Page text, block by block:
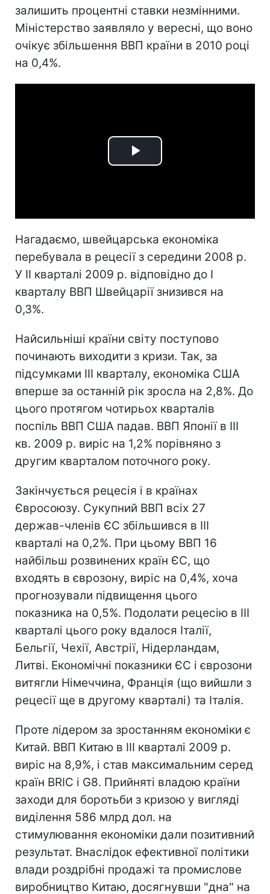
залишить процентні ставки незмінними.
Міністерство заявляло у вересні, що воно
очікує збільшення ВВП країни в 2010 році
на 0,4%.
Play
Нагадаємо, швейцарська економіка
перебувала в рецесії з середини 2008 р.
У II кварталі 2009 р. відповідно до I
кварталу ВВП Швейцарії знизився на
0,3%.
Найсильніші країни світу поступово
починають виходити з кризи. Так, за
підсумками ІІІ кварталу, економіка США
вперше за останній рік зросла на 2,8%. До
цього протягом чотирьох кварталів
поспіль ВВП США падав. ВВП Японії в ІІІ
кв. 2009 р. виріс на 1,2% порівняно з
другим кварталом поточного року.
Закінчується рецесія і в країнах
Євросоюзу. Сукупний ВВП всіх 27
держав-членів ЄС збільшився в III
кварталі на 0,2%. При цьому ВВП 16
найбільш розвинених країн ЄС, що
входять в єврозону, виріс на 0,4%, хоча
прогнозували підвищення цього
показника на 0,5%. Подолати рецесію в III
кварталі цього року вдалося Італії,
Бельгії, Чехії, Австрії, Нідерландам,
Литві. Економічні показники ЄС і єврозони
витягли Німеччина, Франція (що вийшли з
рецесії ще в другому кварталі) та Італія.
Проте лідером за зростанням економіки є
Китай. ВВП Китаю в III кварталі 2009 р.
виріс на 8,9%, і став максимальним серед
країн BRIC і G8. Прийняті владою країни
заходи для боротьби з кризою у вигляді
виділення 586 млрд дол. на
стимулювання економіки дали позитивний
результат. Внаслідок ефективної політики
влади роздрібні продажі та промислове
виробництво Китаю, досягнувши "дна" на